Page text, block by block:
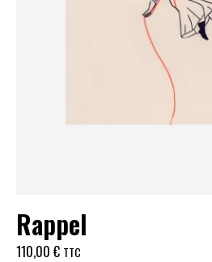
Rappel
110,00 € TTC